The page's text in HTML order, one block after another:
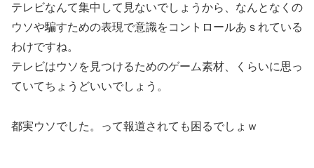
テレビなんて集中して見ないでしょうから、なんとなくの
ウソや騙すための表現で意識をコントロールあｓれている
わけですね。
テレビはウソを見つけるためのゲーム素材、くらいに思っ
ていてちょうどいいでしょう。
都実ウソでした。って報道されても困るでしょｗ